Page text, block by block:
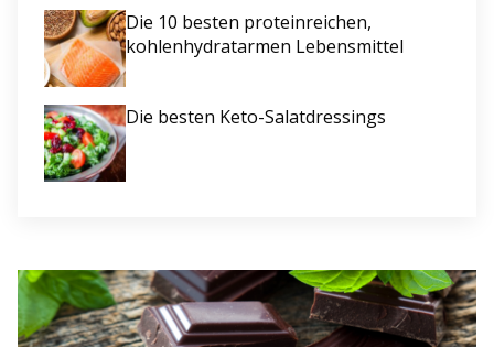
Die 10 besten proteinreichen,
kohlenhydratarmen Lebensmittel
Die besten Keto-Salatdressings